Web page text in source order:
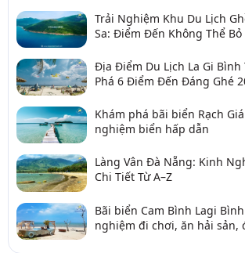
Trải Nghiệm Khu Du Lịch
Sa: Điểm Đến Không Thể Bỏ
Địa Điểm Du Lịch La Gi Bình
Phá 6 Điểm Đến Đáng Ghé
Khám phá bãi biển Rạch
nghiệm biển hấp dẫn
Làng Vân Đà Nẵng: Kinh
Chi Tiết Từ A–Z
Bãi biển Cam Bình Lagi
nghiệm đi chơi, ăn hải sản,